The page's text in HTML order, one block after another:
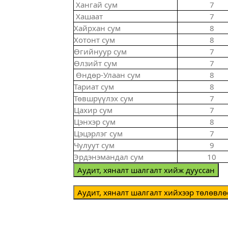
Хангай сум
7
Хашаат
7
Хайрхан сум
8
Хотонт сум
8
Өгийнуур сум
7
Өлзийт сум
7
Өндөр-Улаан сум
8
Тариат сум
8
Төвшрүүлэх сум
7
Цахир сум
7
Цэнхэр сум
8
Цэцэрлэг сум
7
Чулуут сум
9
Эрдэнэмандал сум
10
Аудит, хяналт шалгалт хийж дууссан
Аудит, хяналт шалгалт хийхээр